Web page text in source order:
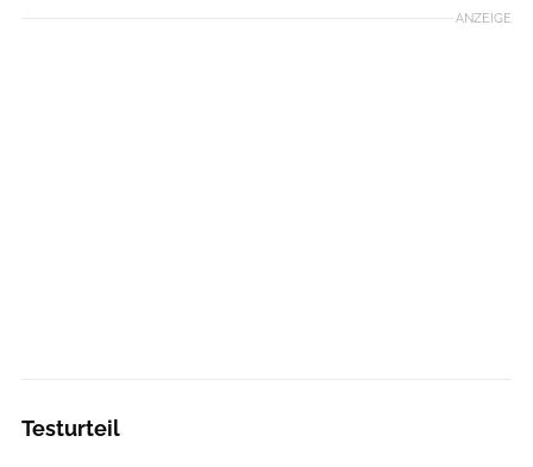
ANZEIGE
Testurteil